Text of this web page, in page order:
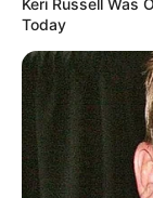
Today